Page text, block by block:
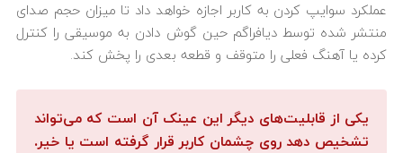
عملکرد سوایپ کردن به کاربر اجازه خواهد داد تا میزان حجم صدای
منتشر شده توسط دیافراگم حین گوش دادن به موسیقی را کنترل
کرده یا آهنگ فعلی را متوقف و قطعه بعدی را پخش کند.
یکی از قابلیت‌های دیگر این عینک آن است که می‌تواند
تشخیص دهد روی چشمان کاربر قرار گرفته است یا خیر.